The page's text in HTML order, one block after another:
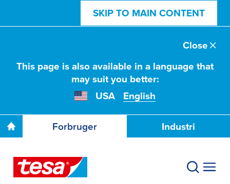
SKIP TO MAIN CONTENT
This page is also available in a language that
may suit you better:
USA
English
Close
Forbruger Industri